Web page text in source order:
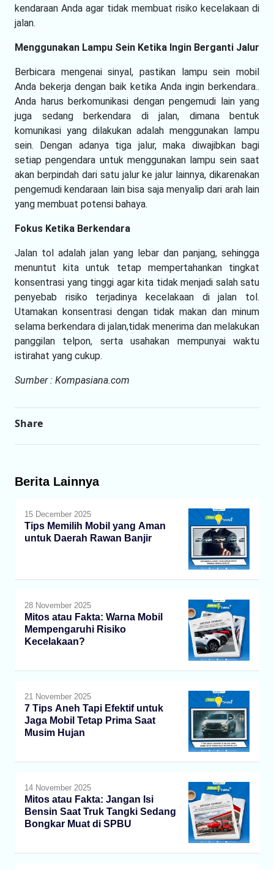
kendaraan Anda agar tidak membuat risiko kecelakaan di
jalan.
Menggunakan Lampu Sein Ketika Ingin Berganti Jalur
Berbicara mengenai sinyal, pastikan lampu sein mobil
Anda bekerja dengan baik ketika Anda ingin berkendara..
Anda harus berkomunikasi dengan pengemudi lain yang
juga sedang berkendara di jalan, dimana bentuk
komunikasi yang dilakukan adalah menggunakan lampu
sein. Dengan adanya tiga jalur, maka diwajibkan bagi
setiap pengendara untuk menggunakan lampu sein saat
akan berpindah dari satu jalur ke jalur lainnya, dikarenakan
pengemudi kendaraan lain bisa saja menyalip dari arah lain
yang membuat potensi bahaya.
Fokus Ketika Berkendara
Jalan tol adalah jalan yang lebar dan panjang, sehingga
menuntut kita untuk tetap mempertahankan tingkat
konsentrasi yang tinggi agar kita tidak menjadi salah satu
penyebab risiko terjadinya kecelakaan di jalan tol.
Utamakan konsentrasi dengan tidak makan dan minum
selama berkendara di jalan,tidak menerima dan melakukan
panggilan telpon, serta usahakan mempunyai waktu
istirahat yang cukup.
Sumber : Kompasiana.com
Share
Berita Lainnya
15 December 2025
Tips Memilih Mobil yang Aman
untuk Daerah Rawan Banjir
28 November 2025
Mitos atau Fakta: Warna Mobil
Mempengaruhi Risiko
Kecelakaan?
21 November 2025
7 Tips Aneh Tapi Efektif untuk
Jaga Mobil Tetap Prima Saat
Musim Hujan
14 November 2025
Mitos atau Fakta: Jangan Isi
Bensin Saat Truk Tangki Sedang
Bongkar Muat di SPBU